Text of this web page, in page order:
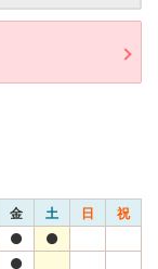
金 土 日 祝